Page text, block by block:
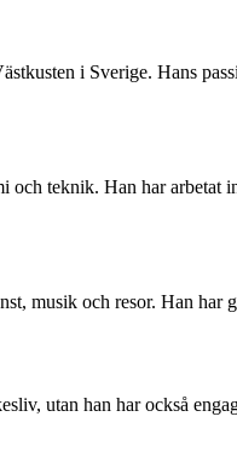
i Sverige. Hans
teknik. Han har
musik och resor. Han
utan han har också